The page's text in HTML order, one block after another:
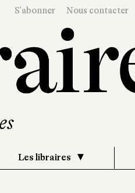
S'abonner Nous contacter
Les libraires